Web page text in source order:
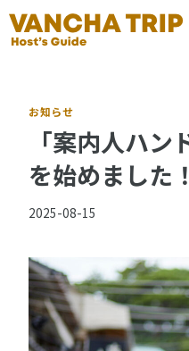
内
容
お知らせ
「案内人ハ
を始めました！
2025-08-15